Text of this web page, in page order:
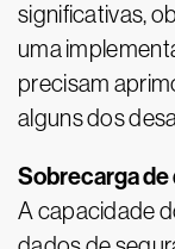
significativas,
uma
precisam
alguns dos
Sobrecarga
A capacidade